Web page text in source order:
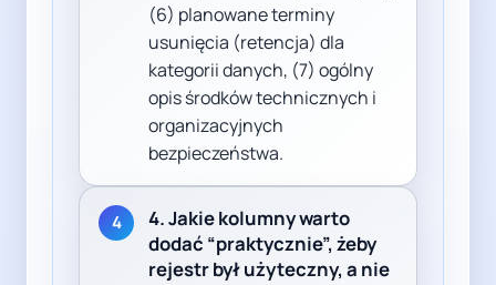
(6) planowane terminy
usunięcia (retencja) dla
kategorii danych, (7) ogólny
opis środków technicznych i
organizacyjnych
bezpieczeństwa.
4
4. Jakie kolumny warto
dodać “praktycznie”, żeby
rejestr był użyteczny, a nie